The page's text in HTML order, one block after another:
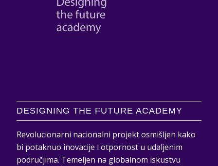
DESIGNING THE FUTURE ACADEMY
Revolucionarni nacionalni projekt osmišljen kako
bi potaknuo inovacije i otpornost u udaljenim
područjima. Temeljen na globalnom iskustvu